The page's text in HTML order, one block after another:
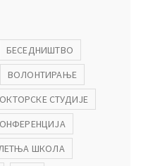
БЕСЕДНИШТВО
ВОЛОНТИРАЊЕ
СТУДИЈЕ
ШКОЛА